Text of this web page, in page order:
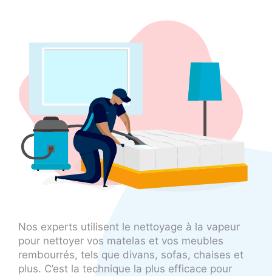
Nos experts utilisent le nettoyage à la vapeur
pour nettoyer vos matelas et vos meubles
rembourrés, tels que divans, sofas, chaises et
plus. C’est la technique la plus efficace pour